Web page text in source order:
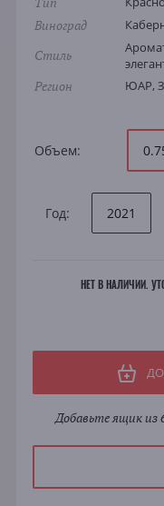
Виноград
Стиль
Регион ЮАР,
Объем:
Год: 2021
НЕТ В НАЛИЧИИ.
Добавьте ящик из